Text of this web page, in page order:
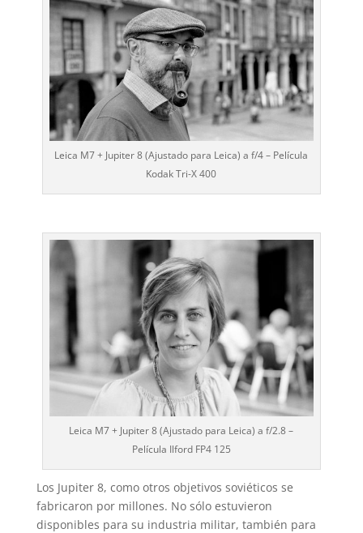
Leica M7 + Jupiter 8 (Ajustado para Leica) a f/4 – Película
Kodak Tri-X 400
Leica M7 + Jupiter 8 (Ajustado para Leica) a f/2.8 –
Película Ilford FP4 125
Los Jupiter 8, como otros objetivos soviéticos se
fabricaron por millones. No sólo estuvieron
disponibles para su industria militar, también para